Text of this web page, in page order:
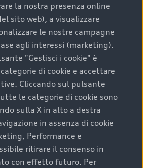
la nostra presenza online
sito web), a visualizzare
le nostre campagne
agli interessi (marketing).
"Gestisci i cookie" è
di cookie e accettare
Cliccando sul pulsante
le categorie di cookie sono
sulla X in alto a destra
in assenza di cookie
Performance e
ritirare il consenso in
con effetto futuro. Per